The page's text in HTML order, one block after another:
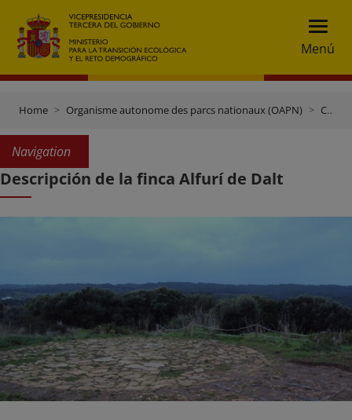
Menú
Home Organisme autonome des parcs nationaux (OAPN) Centres et propriétés
Navigation
Descripción de la finca Alfurí de Dalt